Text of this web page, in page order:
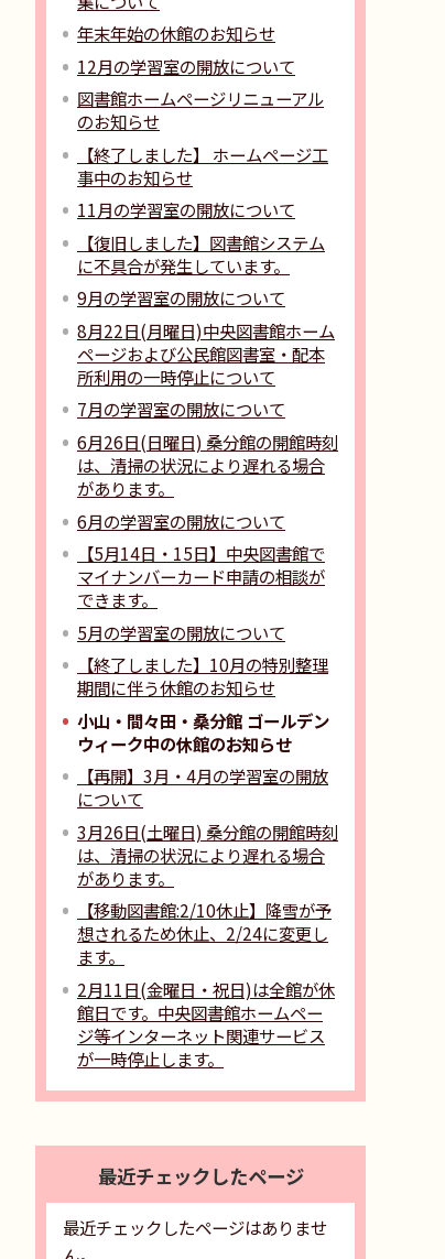
年末年始の休館のお知らせ
12月の学習室の開放について
図書館ホームページリニューアル
のお知らせ
【終了しました】 ホームページ工
事中のお知らせ
11月の学習室の開放について
【復旧しました】図書館システム
に不具合が発生しています。
9月の学習室の開放について
8月22日(月曜日)中央図書館ホーム
ページおよび公民館図書室・配本
所利用の一時停止について
7月の学習室の開放について
6月26日(日曜日) 桑分館の開館時刻
は、清掃の状況により遅れる場合
があります。
6月の学習室の開放について
【5月14日・15日】中央図書館で
マイナンバーカード申請の相談が
できます。
5月の学習室の開放について
【終了しました】10月の特別整理
期間に伴う休館のお知らせ
小山・間々田・桑分館 ゴールデン
ウィーク中の休館のお知らせ
【再開】3月・4月の学習室の開放
について
3月26日(土曜日) 桑分館の開館時刻
は、清掃の状況により遅れる場合
があります。
【移動図書館:2/10休止】降雪が予
想されるため休止、2/24に変更し
ます。
2月11日(金曜日・祝日)は全館が休
館日です。中央図書館ホームペー
ジ等インターネット関連サービス
が一時停止します。
最近チェックしたページ
最近チェックしたページはありませ